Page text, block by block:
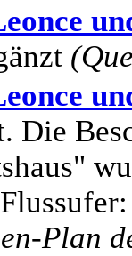
Die
Plan